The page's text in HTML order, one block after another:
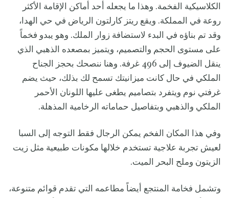
الكلاسيكية الفخمة. وهذا ما يجعله أحد أماكن الإقامة الأكثر
روعة في المملكة. ويقع ريتز كارلتون الرياض في حي الهدا،
وقد تم بناؤه في البدء لاستضافة زوار الملك. وهو يبدو فخماً
على مستوى الحجم والتصميم، ويتميز بمصعده الذهبي الذي
ينقل الضيوف إلى 496 غرفة. وهنا ننصحك بحجز الجناح
الملكي في حال كانت ميزانيتك تسمح لك بذلك، حيث يضم
غرفتي نوم ويتفرد بتصاميم يطغى عليها اللونان الأحمر
الملكي والذهبي وبتفاصيل حماماته الرخامية المذهلة.
وفي هذا المكان الفخم يمكن الرجال فقط التوجه إلى السبا
لعيش تجربة علاجية تستخدم خلالها مكونات طبيعية مثل زيت
الزيتون وملح البحر الميت.
وتشمل فخامة المنتجع أيضاً مطاعمه التي تقدم قوائم متنوعة،